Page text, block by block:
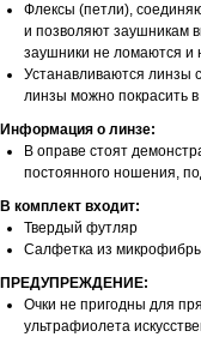
Флексы (петли),
и позволяют заушникам
заушники не ломаются и
Устанавливаются линзы
линзы можно покрасить
Информация о линзе:
В оправе стоят
постоянного ношения,
В комплект входит:
Твердый футляр
Салфетка из
ПРЕДУПРЕЖДЕНИЕ:
Очки не пригодны для
ультрафиолета